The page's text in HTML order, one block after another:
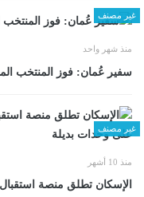
غير مصنف
منذ شهر واحد
سفير عُمان: فوز المنتخب
غير مصنف
منذ 10 أشهر
الإسكان تطلق منصة